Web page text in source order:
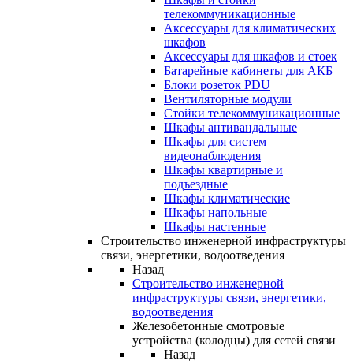
телекоммуникационные
Аксессуары для климатических
шкафов
Аксессуары для шкафов и стоек
Батарейные кабинеты для АКБ
Блоки розеток PDU
Вентиляторные модули
Стойки телекоммуникационные
Шкафы антивандальные
Шкафы для систем
видеонаблюдения
Шкафы квартирные и
подъездные
Шкафы климатические
Шкафы напольные
Шкафы настенные
Строительство инженерной инфраструктуры
связи, энергетики, водоотведения
Назад
Строительство инженерной
инфраструктуры связи, энергетики,
водоотведения
Железобетонные смотровые
устройства (колодцы) для сетей связи
Назад